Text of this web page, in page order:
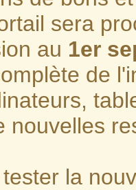
sera
au 1er
de
nouvelles
la